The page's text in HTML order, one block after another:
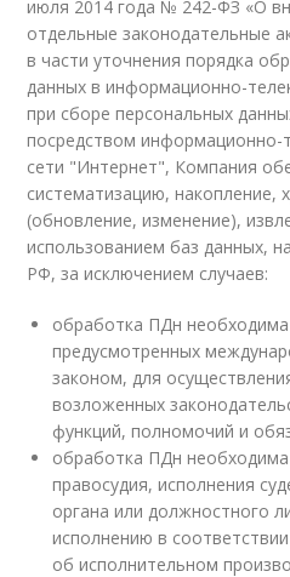
июля 2014 года № 242-ФЗ «О
отдельные законодательные
в части уточнения порядка
данных в информационно-
при сборе персональных
посредством информационно-
сети "Интернет", Компания
систематизацию, накопление,
(обновление, изменение),
использованием баз данных,
РФ, за исключением случаев:
обработка ПДн
предусмотренных
законом, для
возложенных
функций, полномочий и
обработка ПДн
правосудия, исполнения
органа или должностного
исполнению в
об исполнительном